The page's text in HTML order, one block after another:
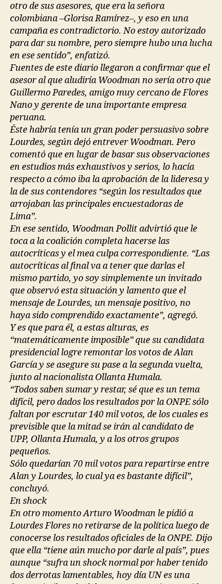
otro de sus asesores, que era la señora
colombiana –Glorisa Ramírez–, y eso en una
campaña es contradictorio. No estoy autorizado
para dar su nombre, pero siempre hubo una lucha
en ese sentido”, enfatizó.
Fuentes de este diario llegaron a confirmar que el
asesor al que aludiría Woodman no sería otro que
Guillermo Paredes, amigo muy cercano de Flores
Nano y gerente de una importante empresa
peruana.
Éste habría tenía un gran poder persuasivo sobre
Lourdes, según dejó entrever Woodman. Pero
comentó que en lugar de basar sus observaciones
en estudios más exhaustivos y serios, lo hacía
respecto a cómo iba la aprobación de la lideresa y
la de sus contendores “según los resultados que
arrojaban las principales encuestadoras de
Lima”.
En ese sentido, Woodman Pollit advirtió que le
toca a la coalición completa hacerse las
autocríticas y el mea culpa correspondiente. “Las
autocríticas al final va a tener que darlas el
mismo partido, yo soy simplemente un invitado
que observó esta situación y lamento que el
mensaje de Lourdes, un mensaje positivo, no
haya sido comprendido exactamente”, agregó.
Y es que para él, a estas alturas, es
“matemáticamente imposible” que su candidata
presidencial logre remontar los votos de Alan
García y se asegure su pase a la segunda vuelta,
junto al nacionalista Ollanta Humala.
“Todos saben sumar y restar, sé que es un tema
difícil, pero dados los resultados por la ONPE sólo
faltan por escrutar 140 mil votos, de los cuales es
previsible que la mitad se irán al candidato de
UPP, Ollanta Humala, y a los otros grupos
pequeños.
Sólo quedarían 70 mil votos para repartirse entre
Alan y Lourdes, lo cual ya es bastante difícil”,
concluyó.
En shock
En otro momento Arturo Woodman le pidió a
Lourdes Flores no retirarse de la política luego de
conocerse los resultados oficiales de la ONPE. Dijo
que ella “tiene aún mucho por darle al país”, pues
aunque “sufra un shock normal por haber tenido
dos derrotas lamentables, hoy día UN es una